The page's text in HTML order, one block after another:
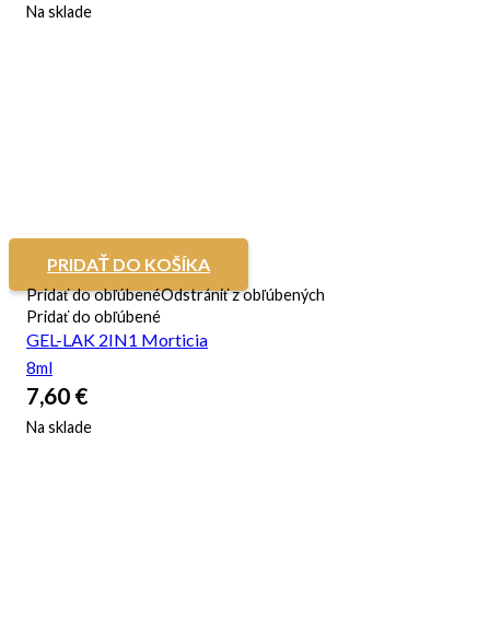
Na sklade
PRIDAŤ DO KOŠÍKA
Pridať do obľúbenéOdstrániť z obľúbených
Pridať do obľúbené
GEL-LAK 2IN1 Morticia
8ml
7,60 €
Na sklade